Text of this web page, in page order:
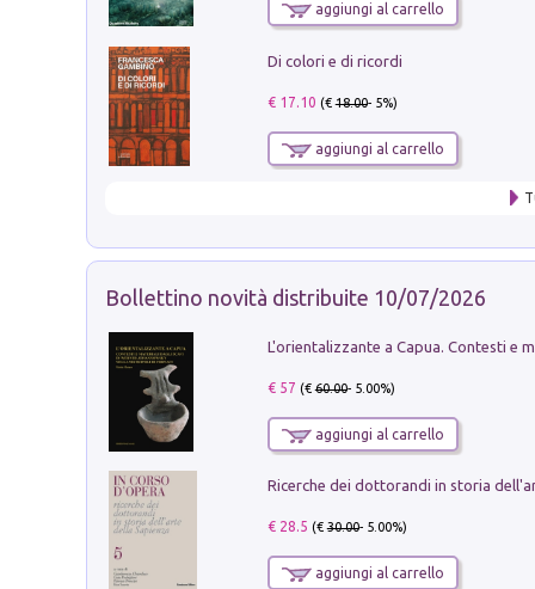
aggiungi al carrello
Di colori e di ricordi
€ 17.10 (€18.00- 5%)
aggiungi al carrello
Bollettino novità distribuite 10/07/2026
€ 57 (€60.00- 5.00%)
aggiungi al carrello
€ 28.5 (€30.00- 5.00%)
aggiungi al carrello